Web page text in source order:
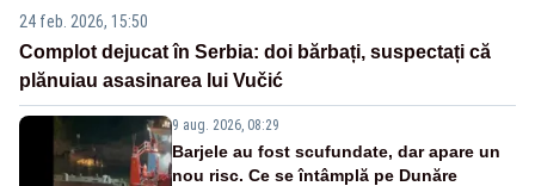
24 feb. 2026, 15:50
Complot dejucat în Serbia: doi bărbați, suspectați că
plănuiau asasinarea lui Vučić
9 aug. 2026, 08:29
Barjele au fost scufundate, dar apare un
nou risc. Ce se întâmplă pe Dunăre